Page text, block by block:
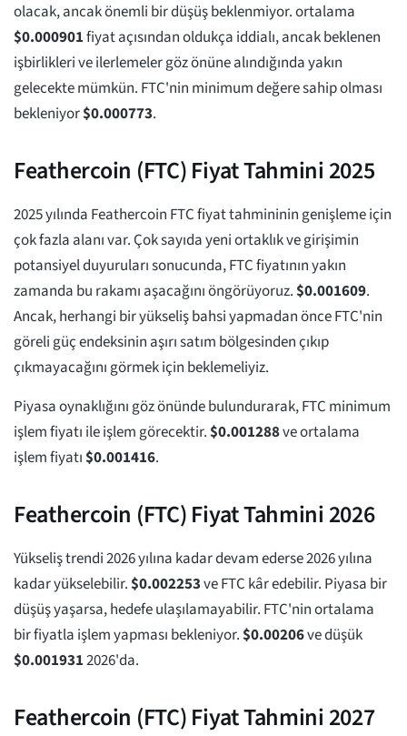
olacak, ancak önemli bir düşüş beklenmiyor. ortalama
$0.000901fiyat açısından oldukça iddialı, ancak beklenen
işbirlikleri ve ilerlemeler göz önüne alındığında yakın
gelecekte mümkün. FTC'nin minimum değere sahip olması
bekleniyor$0.000773.
Feathercoin (FTC) Fiyat Tahmini 2025
2025 yılında Feathercoin FTC fiyat tahmininin genişleme için
çok fazla alanı var. Çok sayıda yeni ortaklık ve girişimin
potansiyel duyuruları sonucunda, FTC fiyatının yakın
zamanda bu rakamı aşacağını öngörüyoruz.$0.001609.
Ancak, herhangi bir yükseliş bahsi yapmadan önce FTC'nin
göreli güç endeksinin aşırı satım bölgesinden çıkıp
çıkmayacağını görmek için beklemeliyiz.
Piyasa oynaklığını göz önünde bulundurarak, FTC minimum
işlem fiyatı ile işlem görecektir.$0.001288ve ortalama
işlem fiyatı$0.001416.
Feathercoin (FTC) Fiyat Tahmini 2026
Yükseliş trendi 2026 yılına kadar devam ederse 2026 yılına
kadar yükselebilir.$0.002253ve FTC kâr edebilir. Piyasa bir
düşüş yaşarsa, hedefe ulaşılamayabilir. FTC'nin ortalama
bir fiyatla işlem yapması bekleniyor.$0.00206ve düşük
$0.0019312026'da.
Feathercoin (FTC) Fiyat Tahmini 2027